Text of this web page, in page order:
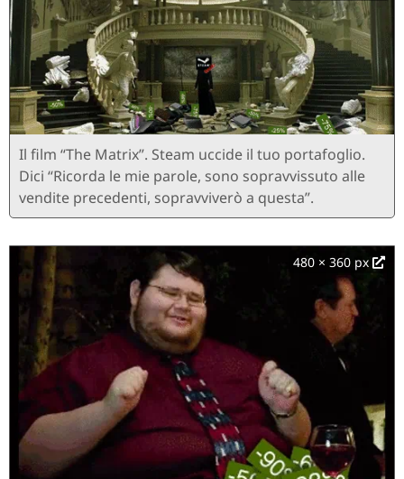
Il film “The Matrix”. Steam uccide il tuo portafoglio.
Dici “Ricorda le mie parole, sono sopravvissuto alle
vendite precedenti, sopravviverò a questa”.
480 × 360 px